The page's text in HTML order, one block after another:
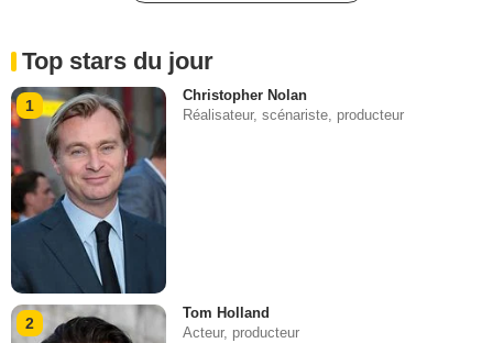
Top stars du jour
1
Christopher Nolan
Réalisateur, scénariste, producteur
2
Tom Holland
Acteur, producteur